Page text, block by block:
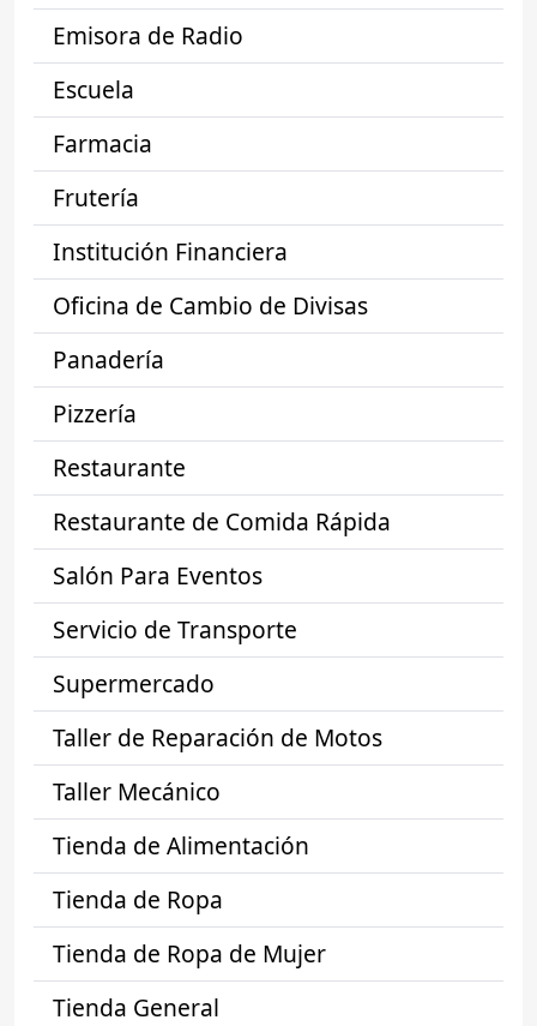
Emisora de Radio
Escuela
Farmacia
Frutería
Institución Financiera
Oficina de Cambio de Divisas
Panadería
Pizzería
Restaurante
Restaurante de Comida Rápida
Salón Para Eventos
Servicio de Transporte
Supermercado
Taller de Reparación de Motos
Taller Mecánico
Tienda de Alimentación
Tienda de Ropa
Tienda de Ropa de Mujer
Tienda General